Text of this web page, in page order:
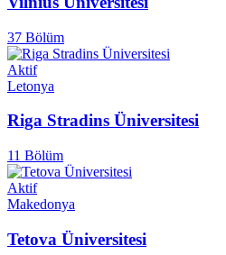
37 Bölüm
Aktif
Letonya
Riga Stradins Üniversitesi
11 Bölüm
Aktif
Makedonya
Tetova Üniversitesi